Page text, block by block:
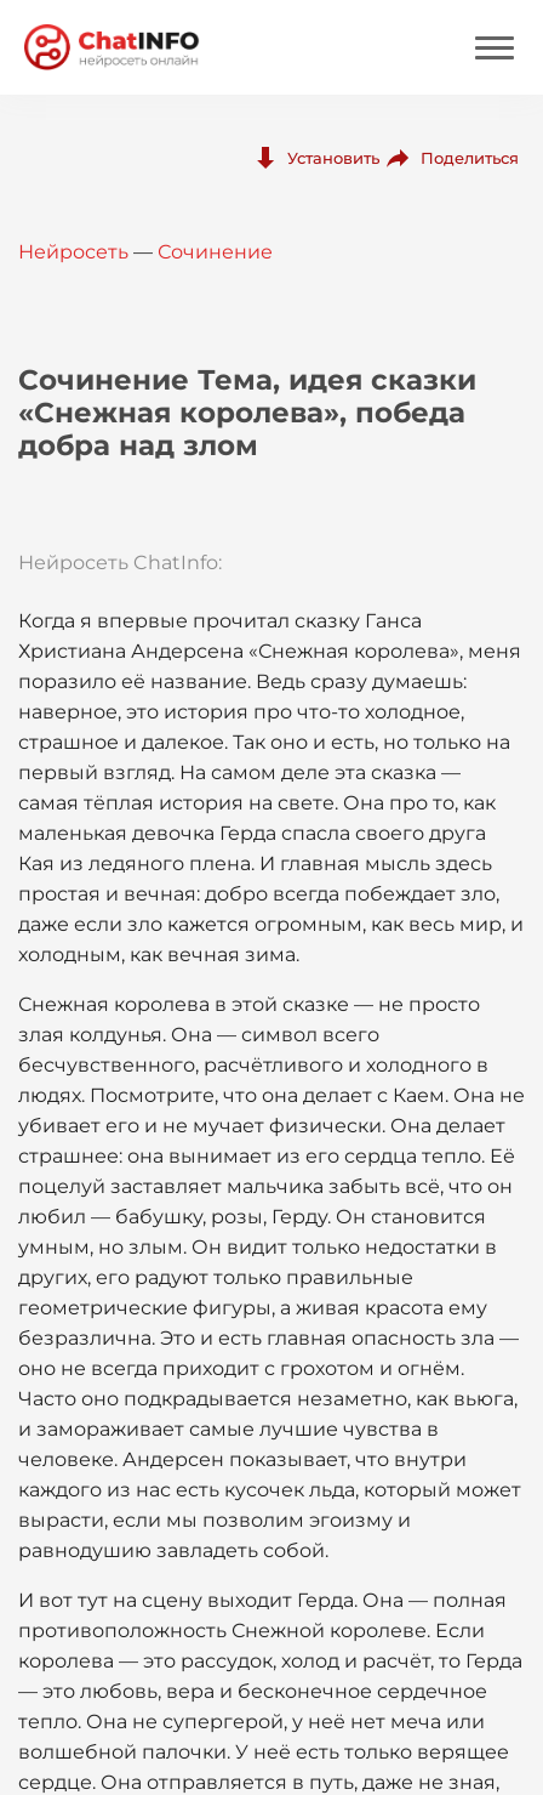
Вход
Установить Поделиться
Нейросеть — Сочинение
Сочинение Тема, идея сказки
«Снежная королева», победа
добра над злом
Нейросеть ChatInfo:
Когда я впервые прочитал сказку Ганса
Христиана Андерсена «Снежная королева», меня
поразило её название. Ведь сразу думаешь:
наверное, это история про что-то холодное,
страшное и далекое. Так оно и есть, но только на
первый взгляд. На самом деле эта сказка —
самая тёплая история на свете. Она про то, как
маленькая девочка Герда спасла своего друга
Кая из ледяного плена. И главная мысль здесь
простая и вечная: добро всегда побеждает зло,
даже если зло кажется огромным, как весь мир, и
холодным, как вечная зима.
Снежная королева в этой сказке — не просто
злая колдунья. Она — символ всего
бесчувственного, расчётливого и холодного в
людях. Посмотрите, что она делает с Каем. Она не
убивает его и не мучает физически. Она делает
страшнее: она вынимает из его сердца тепло. Её
поцелуй заставляет мальчика забыть всё, что он
любил — бабушку, розы, Герду. Он становится
умным, но злым. Он видит только недостатки в
других, его радуют только правильные
геометрические фигуры, а живая красота ему
безразлична. Это и есть главная опасность зла —
оно не всегда приходит с грохотом и огнём.
Часто оно подкрадывается незаметно, как вьюга,
и замораживает самые лучшие чувства в
человеке. Андерсен показывает, что внутри
каждого из нас есть кусочек льда, который может
вырасти, если мы позволим эгоизму и
равнодушию завладеть собой.
И вот тут на сцену выходит Герда. Она — полная
противоположность Снежной королеве. Если
королева — это рассудок, холод и расчёт, то Герда
— это любовь, вера и бесконечное сердечное
тепло. Она не супергерой, у неё нет меча или
волшебной палочки. У неё есть только верящее
сердце. Она отправляется в путь, даже не зная,